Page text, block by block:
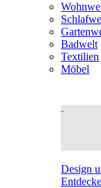
Badwelt
Textilien
Möbel
Design